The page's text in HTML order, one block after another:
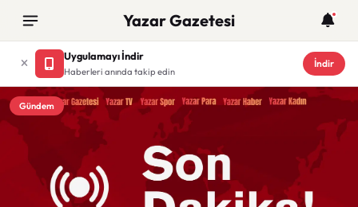
Yazar Gazetesi
Uygulamayı İndir
Haberleri anında takip edin
İndir
Gündem